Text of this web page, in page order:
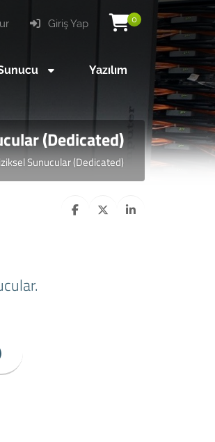
0
Giriş Yap
Yazılım
(Dedicated)
Sunucular (Dedicated)